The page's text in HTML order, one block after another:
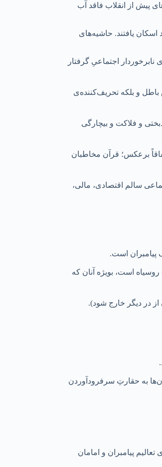
از روستاهای پیش از انقلاب فاقد آب
یافتند. حاشیه‌های
اجتماعیِ گرفتار
باطل و بلکه تحریف‌کننده‌ی
و فلاکت و بیچارگی
برعکس؛ قرآن مخاطبان
سالم اقتصادی، مالی،
پیامبران است.
است، بویژه آنان که
از در دیگر خارج شود).
به حقارتِ سرفرودآوردن
پیامبران و امامان